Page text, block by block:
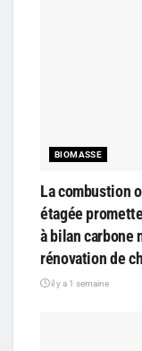
BIOMASSE
La combustion
étagée
à bilan carbone
rénovation de
il y a 1 semaine